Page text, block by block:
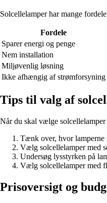
Solcellelamper har mange
Fordele
Sparer energi og penge
Nem installation
Miljøvenlig løsning
Ikke afhængig af strømforsyning
Tips til valg af
Når du skal vælge
Tænk over, hvor lamperne
Vælg solcellelamper med
Undersøg lysstyrken på
Vælg solcellelamper med
Prisoversigt og